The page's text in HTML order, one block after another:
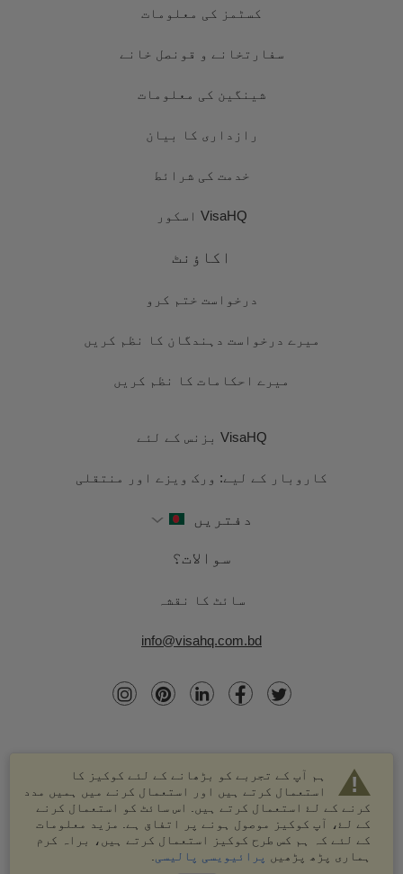
ہم آپ کے تجربے کو بڑھانے کے لئے کوکیز کا
استعمال کرتے ہیں اور استعمال کرنے میں ہمیں مدد
کرنے کے لۓ استعمال کرتے ہیں. اس سائٹ کو استعمال کرنے
کے لۓ، آپ کوکیز موصول ہونے پر اتفاق ہے. مزید معلومات
کے لئے کہ ہم کس طرح کوکیز استعمال کرتے ہیں، براہ کرم
ہماری پڑھ پڑھیں
پرائیویسی پالیسی
کسٹمز کی معلومات
سفارتخانے و قونصل خانے
شینگین کی معلومات
رازداری کا بیان
خدمت کی شرائط
VisaHQ اسکور
اکاؤنٹ
درخواست ختم کرو
میرے درخواست دہندگان کا نظم کریں
میرے احکامات کا نظم کریں
VisaHQ بزنس کے لئے
کاروبار کے لیے: ورک ویزے اور منتقلی
دفتریں
سوالات؟
سائٹ کا نقشہ
info@visahq.com.bd
© 2003-2026 VisaHQ.com، انک. تمام حقوق محفوظ ہیں۔